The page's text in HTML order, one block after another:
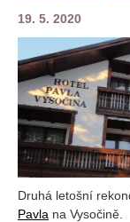
19. 5. 2020
Druhá letošní
Pavla na Vysočině.